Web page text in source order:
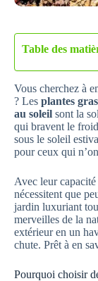
Table des
Vous cherchez à
? Les plantes
au soleil sont la
qui bravent le
sous le soleil
pour ceux qui
Avec leur capacité
nécessitent que
jardin luxuriant
merveilles de la
extérieur en un
chute. Prêt à en
Pourquoi choisir